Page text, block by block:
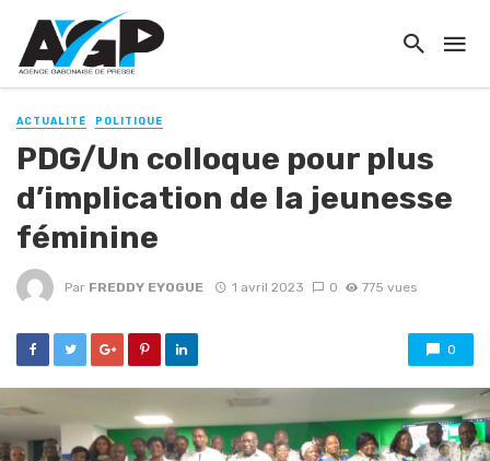
ACTUALITÉ POLITIQUE
PDG/Un colloque pour plus
d’implication de la jeunesse
féminine
Par FREDDY EYOGUE 1 avril 2023 0 775 vues
0